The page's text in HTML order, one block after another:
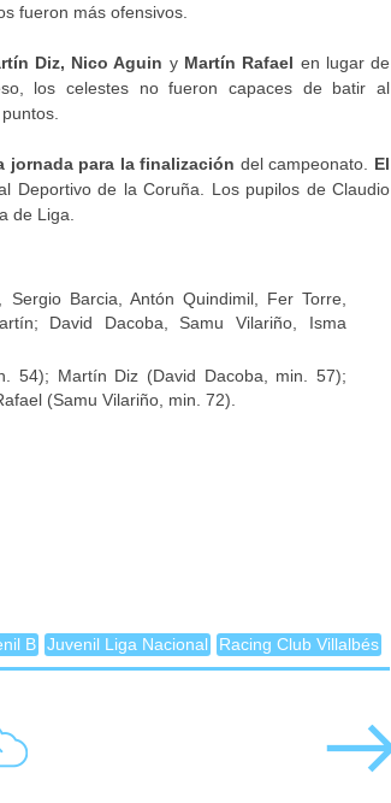
fueron más ofensivos.
Diz, Nico Aguin y Martín Rafael en lugar de
los celestes no fueron capaces de batir al
jornada para la finalización del campeonato. El
Deportivo de la Coruña. Los pupilos de Claudio
de Liga.
Barcia, Antón Quindimil, Fer Torre,
David Dacoba, Samu Vilariño, Isma
54); Martín Diz (David Dacoba, min. 57);
(Samu Vilariño, min. 72).
B Juvenil Liga Nacional Racing Club Villalbés